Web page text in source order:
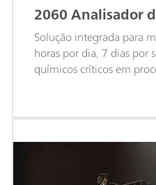
2060 Analisador
Solução integrada para
horas por dia, 7 dias por
químicos críticos em